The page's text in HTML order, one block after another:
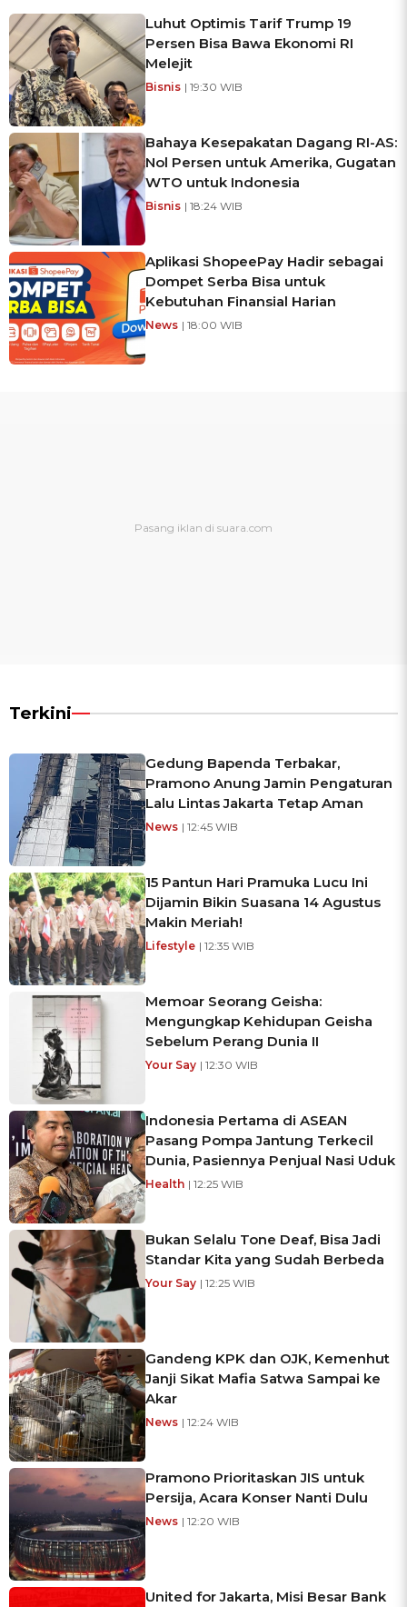
Luhut Optimis Tarif Trump 19
Persen Bisa Bawa Ekonomi RI
Melejit
Bisnis | 19:30 WIB
Bahaya Kesepakatan Dagang RI-AS:
Nol Persen untuk Amerika, Gugatan
WTO untuk Indonesia
Bisnis | 18:24 WIB
Aplikasi ShopeePay Hadir sebagai
Dompet Serba Bisa untuk
Kebutuhan Finansial Harian
News | 18:00 WIB
Terkini
Gedung Bapenda Terbakar,
Pramono Anung Jamin Pengaturan
Lalu Lintas Jakarta Tetap Aman
News | 12:45 WIB
15 Pantun Hari Pramuka Lucu Ini
Dijamin Bikin Suasana 14 Agustus
Makin Meriah!
Lifestyle | 12:35 WIB
Memoar Seorang Geisha:
Mengungkap Kehidupan Geisha
Sebelum Perang Dunia II
Your Say | 12:30 WIB
Indonesia Pertama di ASEAN
Pasang Pompa Jantung Terkecil
Dunia, Pasiennya Penjual Nasi Uduk
Health | 12:25 WIB
Bukan Selalu Tone Deaf, Bisa Jadi
Standar Kita yang Sudah Berbeda
Your Say | 12:25 WIB
Gandeng KPK dan OJK, Kemenhut
Janji Sikat Mafia Satwa Sampai ke
Akar
News | 12:24 WIB
Pramono Prioritaskan JIS untuk
Persija, Acara Konser Nanti Dulu
News | 12:20 WIB
United for Jakarta, Misi Besar Bank